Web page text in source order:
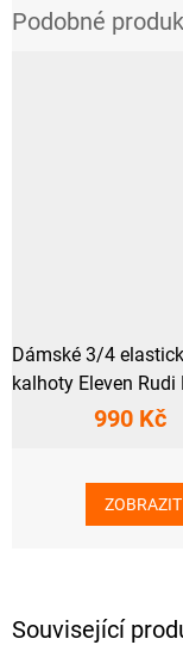
Související
Dámské 3/4
kalhoty Eleven Rudi
990 Kč